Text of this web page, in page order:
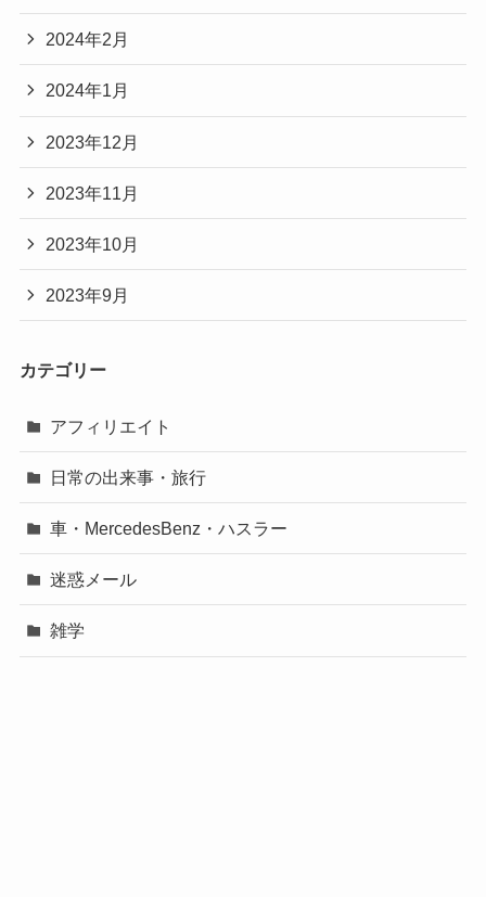
2024年2月
2024年1月
2023年12月
2023年11月
2023年10月
2023年9月
カテゴリー
アフィリエイト
日常の出来事・旅行
車・MercedesBenz・ハスラー
迷惑メール
雑学